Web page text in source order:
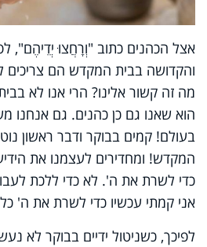
אצל הכהנים כתוב "וְרָחֲצוּ יְדֵיהֶם",
והקדושה בבית המקדש הם
מה זה קשור אלינו? הרי אנו לא
הוא שאנו גם כן כהנים. גם אנחנו
בעולם! קמים בבוקר ודבר ראשון
המקדש! ומחדירים לעצמנו את
כדי לשרת את ה'. לא כדי ללכת
אני קמתי עכשיו כדי לשרת את ה' כל
לפיכך, כשניטול ידיים בבוקר לא